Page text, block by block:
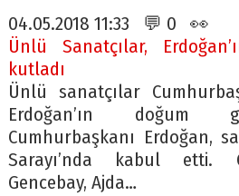
04.05.2018 11:33 💬 0 👀
Ünlü Sanatçılar,
kutladı
Ünlü sanatçılar
Erdoğan’ın doğum
Cumhurbaşkanı Erdoğan,
Sarayı’nda kabul etti.
Gencebay, Ajda…